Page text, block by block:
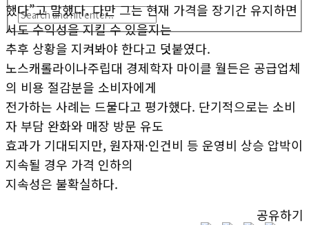
했다”고 말했다. 다만 그는 현재 가격을 장기간 유지하면
서도 수익성을 지킬 수 있을지는
추후 상황을 지켜봐야 한다고 덧붙였다.
노스캐롤라이나주립대 경제학자 마이클 월든은 공급업체
의 비용 절감분을 소비자에게
전가하는 사례는 드물다고 평가했다. 단기적으로는 소비
자 부담 완화와 매장 방문 유도
효과가 기대되지만, 원자재·인건비 등 운영비 상승 압박이
지속될 경우 가격 인하의
지속성은 불확실하다.
공유하기